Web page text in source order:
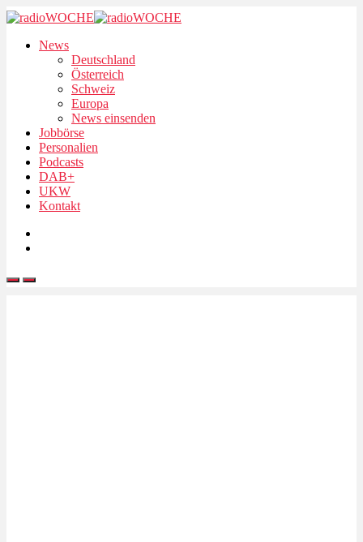
News
Deutschland
Österreich
Schweiz
Europa
News einsenden
Jobbörse
Personalien
Podcasts
DAB+
UKW
Kontakt